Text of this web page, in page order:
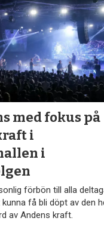
med fokus på
i
i
förbön till alla
få bli döpt av den
av Andens kraft.